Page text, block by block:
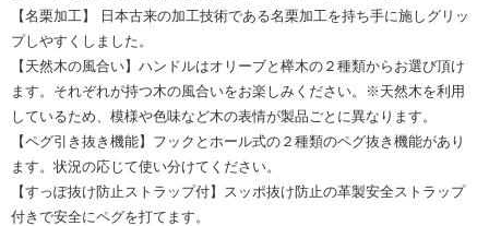
【名栗加工】 日本古来の加工技術である名栗加工を持ち手に施しグリッ
プしやすくしました。
【天然木の風合い】ハンドルはオリーブと榉木の２種類からお選び頂け
ます。それぞれが持つ木の風合いをお楽しみください。※天然木を利用
しているため、模様や色味など木の表情が製品ごとに異なります。
【ペグ引き抜き機能】フックとホール式の２種類のペグ抜き機能があり
ます。状況の応じて使い分けてください。
【すっぽ抜け防止ストラップ付】スッポ抜け防止の革製安全ストラップ
付きで安全にペグを打てます。